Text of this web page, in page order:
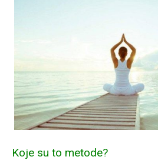
Koje su to metode?